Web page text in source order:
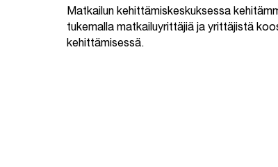
Matkailun kehittämiskeskuksessa
tukemalla matkailuyrittäjiä ja yrittäjistä
kehittämisessä.